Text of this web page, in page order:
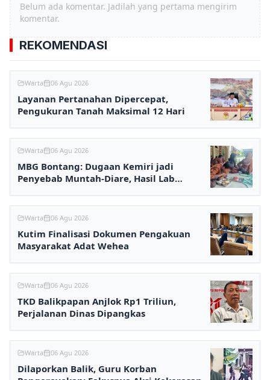
Belum ada komentar. Jadilah yang pertama mengirim
komentar.
REKOMENDASI
Warta 06 Agu 2026
Layanan Pertanahan Dipercepat,
Pengukuran Tanah Maksimal 12 Hari
Warta 06 Agu 2026
MBG Bontang: Dugaan Kemiri jadi
Penyebab Muntah-Diare, Hasil Lab
Warta 06 Agu 2026
Kutim Finalisasi Dokumen Pengakuan
Masyarakat Adat Wehea
Warta 06 Agu 2026
TKD Balikpapan Anjlok Rp1 Triliun,
Perjalanan Dinas Dipangkas
Warta 06 Agu 2026
Dilaporkan Balik, Guru Korban